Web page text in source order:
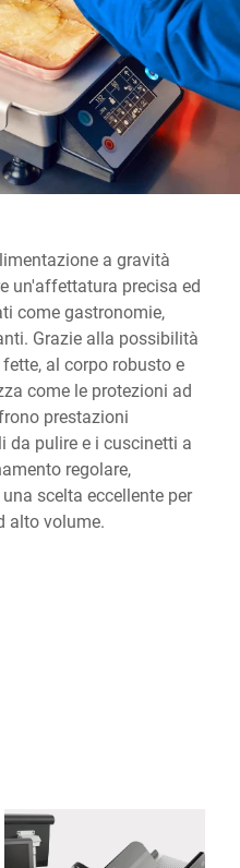
a gravità
un'affettatura precisa ed
come gastronomie,
Grazie alla possibilità
al corpo robusto e
come le protezioni ad
prestazioni
pulire e i cuscinetti a
regolare,
scelta eccellente per
alto volume.